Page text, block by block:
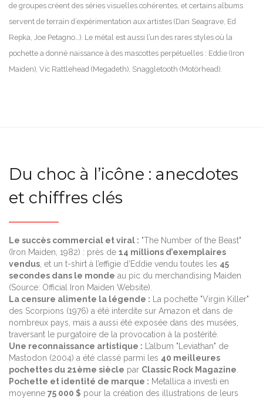
de groupes créent des séries visuelles cohérentes, et certains albums
servent de terrain d’expérimentation aux artistes (Dan Seagrave, Ed
Repka, Joe Petagno…). Le métal est aussi l’un des rares styles où la
pochette a donné naissance à des mascottes perpétuelles : Eddie (Iron
Maiden), Vic Rattlehead (Megadeth), Snaggletooth (Motörhead).
Du choc à l’icône : anecdotes
et chiffres clés
Le succès commercial et viral : "The Number of the Beast"
(Iron Maiden, 1982) : près de 14 millions d’exemplaires
vendus , et un t-shirt à l’effigie d’Eddie vendu toutes les 45
secondes dans le monde au pic du merchandising Maiden
(Source: Official Iron Maiden Website).
La censure alimente la légende : La pochette "Virgin Killer"
des Scorpions (1976) a été interdite sur Amazon et dans de
nombreux pays, mais a aussi été exposée dans des musées,
traversant le purgatoire de la provocation à la postérité.
Une reconnaissance artistique : L’album "Leviathan" de
Mastodon (2004) a été classé parmi les 40 meilleures
pochettes du 21ème siècle par Classic Rock Magazine
Pochette et identité de marque : Metallica a investi en
moyenne 75 000 $ pour la création des illustrations de leurs